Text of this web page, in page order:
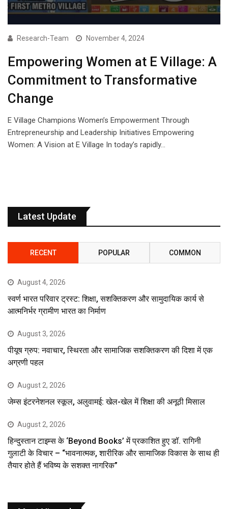
Research-Team November 4, 2024
Empowering Women at E Village: A
Commitment to Transformative
Change
E Village Champions Women’s Empowerment Through
Entrepreneurship and Leadership Initiatives Empowering
Women: A Vision at E Village In today’s rapidly…
Latest Update
RECENT POPULAR COMMON
August 4, 2026
स्वर्ण भारत परिवार ट्रस्ट: शिक्षा, सशक्तिकरण और सामुदायिक कार्य से
आत्मनिर्भर ग्रामीण भारत का निर्माण
August 3, 2026
पीयूष ग्रुप: नवाचार, स्थिरता और सामाजिक सशक्तिकरण की दिशा में एक
अग्रणी पहल
August 2, 2026
जेम्स इंटरनेशनल स्कूल, अलुवामई: खेल-खेल में शिक्षा की अनूठी मिसाल
August 2, 2026
हिन्दुस्तान टाइम्स के ‘Beyond Books’ में प्रकाशित हुए डॉ. रागिनी
गुलाटी के विचार – “भावनात्मक, शारीरिक और सामाजिक विकास के साथ ही
तैयार होते हैं भविष्य के सशक्त नागरिक”